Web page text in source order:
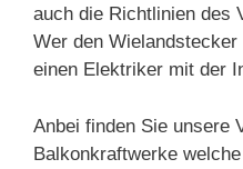
auch die Richtlinien des
Wer den
einen Elektriker mit der
Anbei finden Sie unsere
Balkonkraftwerke